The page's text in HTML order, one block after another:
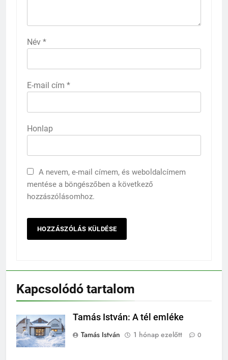
Név *
E-mail cím *
Honlap
A nevem, e-mail címem, és weboldalcímem
mentése a böngészőben a következő
hozzászólásomhoz.
Kapcsolódó tartalom
Tamás István: A tél emléke
Tamás István
1 hónap ezelőtt 0